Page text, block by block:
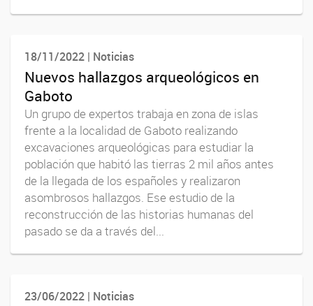
18/11/2022 | Noticias
Nuevos hallazgos arqueológicos en
Gaboto
Un grupo de expertos trabaja en zona de islas
frente a la localidad de Gaboto realizando
excavaciones arqueológicas para estudiar la
población que habitó las tierras 2 mil años antes
de la llegada de los españoles y realizaron
asombrosos hallazgos. Ese estudio de la
reconstrucción de las historias humanas del
pasado se da a través del...
23/06/2022 | Noticias